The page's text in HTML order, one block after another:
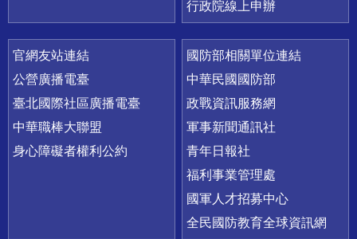
行政院線上申辦
官網友站連結
公營廣播電臺
臺北國際社區廣播電臺
中華職棒大聯盟
身心障礙者權利公約
國防部相關單位連結
中華民國國防部
政戰資訊服務網
軍事新聞通訊社
青年日報社
福利事業管理處
國軍人才招募中心
全民國防教育全球資訊網